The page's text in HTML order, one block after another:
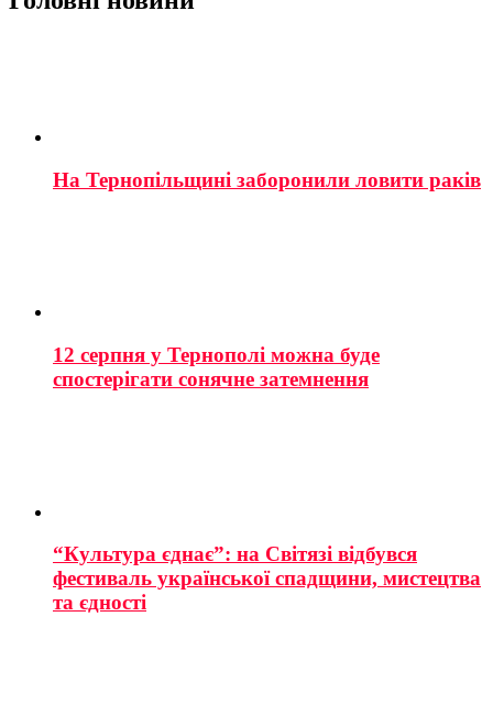
На Тернопільщині заборонили ловити раків
12 серпня у Тернополі можна буде
спостерігати сонячне затемнення
“Культура єднає”: на Світязі відбувся
фестиваль української спадщини, мистецтва
та єдності